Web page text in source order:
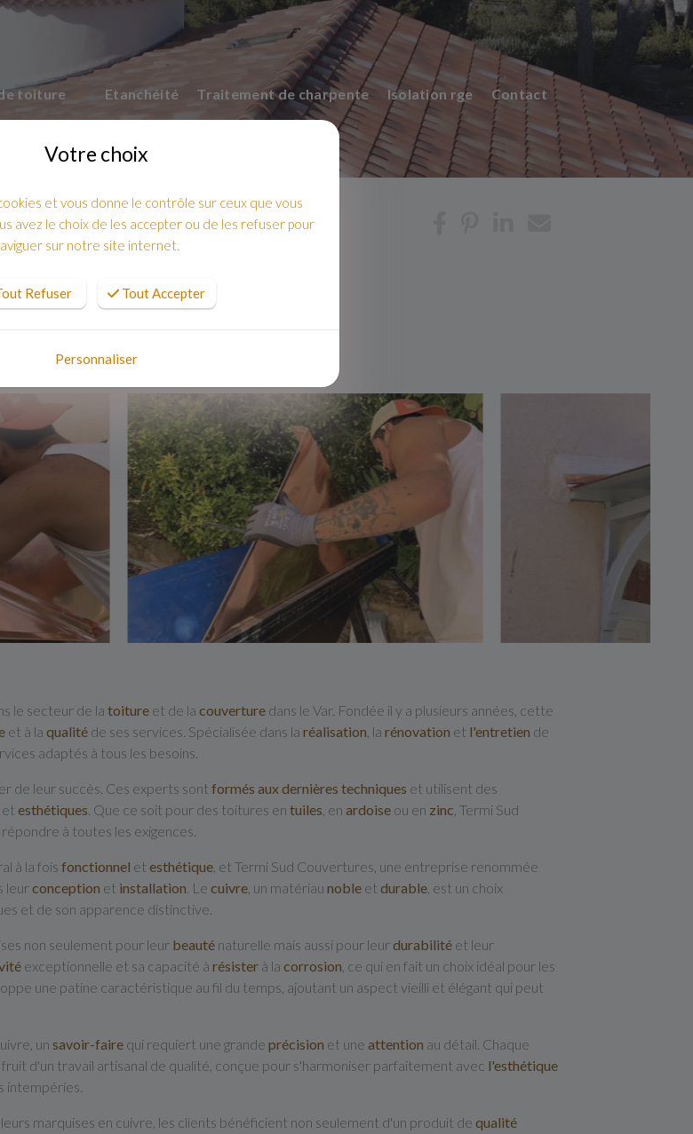
toiture Etanchéité Traitement de charpente Isolation rge Contact
en cuivre a sanary var 83
le secteur de la toiture et de la couverture dans le Var. Fondée il y a plusieurs années, cette
et à la qualité de ses services. Spécialisée dans la réalisation , la rénovation et l'entretien de
adaptés à tous les besoins.
de leur succès. Ces experts sont formés aux dernières techniques et utilisent des
et esthétiques . Que ce soit pour des toitures en tuiles , en ardoise ou en zinc , Termi Sud
à toutes les exigences.
à la fois fonctionnel et esthétique , et Termi Sud Couvertures, une entreprise renommée
leurconception et installation . Le cuivre , un matériau noble et durable , est un choix
et de son apparence distinctive.
non seulement pour leur beauté naturelle mais aussi pour leurdurabilité et leur
exceptionnelle et sa capacité à résister à la corrosion , ce qui en fait un choix idéal pour les
une patine caractéristique au fil du temps, ajoutant un aspect vieilli et élégant qui peut
un savoir-faire qui requiert une grande précision et une attention au détail. Chaque
d'un travail artisanal de qualité, conçue pour s'harmoniser parfaitement avec l'esthétique
marquises en cuivre, les clients bénéficient non seulement d'un produit de qualité
Votre choix
et vous donne le contrôle sur ceux que vous
avez le choix de les accepter ou de les refuser pour
sur notre site internet.
Refuser Tout Accepter
Personnaliser